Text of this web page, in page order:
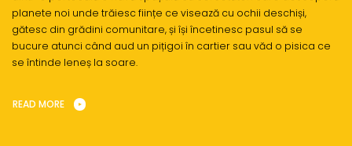
planete noi unde trăiesc ființe ce visează cu ochii deschiși,
gătesc din grădini comunitare, și își încetinesc pasul să se
bucure atunci când aud un pițigoi în cartier sau văd o pisica ce
se întinde leneș la soare.
READ MORE